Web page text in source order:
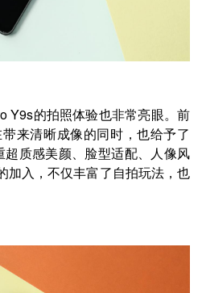
Y9s的拍照体验也非常亮眼。前
来清晰成像的同时，也给予了
质感美颜、脸型适配、人像风
加入，不仅丰富了自拍玩法，也